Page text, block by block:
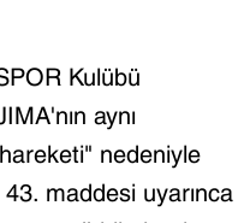
Kulübü
aynı
nedeniyle
43. maddesi uyarınca